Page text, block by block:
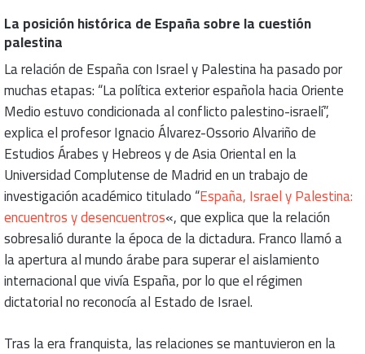
La posición histórica de España sobre la cuestión
palestina
La relación de España con Israel y Palestina ha pasado por
muchas etapas: “La política exterior española hacia Oriente
Medio estuvo condicionada al conflicto palestino-israelí”,
explica el profesor Ignacio Álvarez-Ossorio Alvariño de
Estudios Árabes y Hebreos y de Asia Oriental en la
Universidad Complutense de Madrid en un trabajo de
investigación académico titulado “España, Israel y Palestina:
encuentros y desencuentros«, que explica que la relación
sobresalió durante la época de la dictadura. Franco llamó a
la apertura al mundo árabe para superar el aislamiento
internacional que vivía España, por lo que el régimen
dictatorial no reconocía al Estado de Israel.
Tras la era franquista, las relaciones se mantuvieron en la